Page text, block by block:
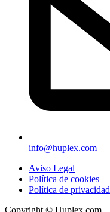
info@huplex.com
Aviso Legal
Política de cookies
Política de privacidad
Copyright © Huplex.com